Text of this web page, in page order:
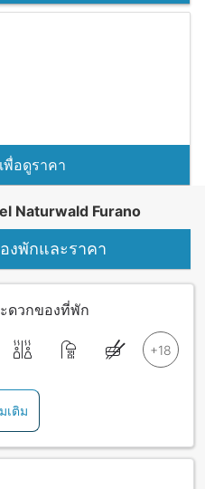
พื่อดูราคา
Naturwald Furano
งพักและราคา
ดวกของที่พัก
เติม